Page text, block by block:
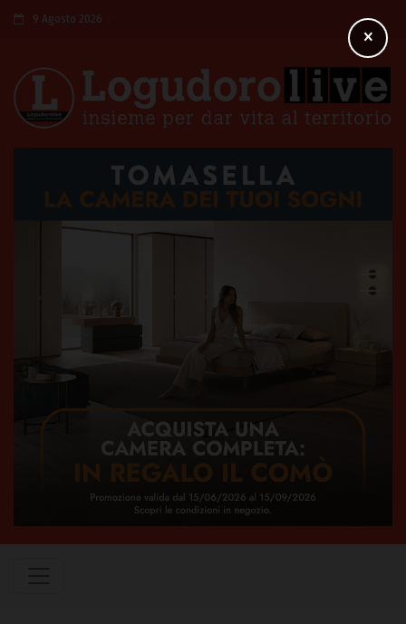
9 Agosto 2026
×